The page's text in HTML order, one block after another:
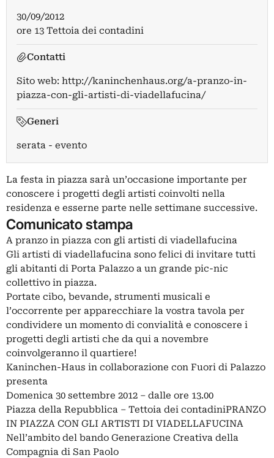
30/09/2012
ore 13 Tettoia dei contadini
Contatti
Sito web: http://kaninchenhaus.org/a-pranzo-in-
piazza-con-gli-artisti-di-viadellafucina/
Generi
serata - evento
La festa in piazza sarà un’occasione importante per
conoscere i progetti degli artisti coinvolti nella
residenza e esserne parte nelle settimane successive.
Comunicato stampa
A pranzo in piazza con gli artisti di viadellafucina
Gli artisti di viadellafucina sono felici di invitare tutti
gli abitanti di Porta Palazzo a un grande pic-nic
collettivo in piazza.
Portate cibo, bevande, strumenti musicali e
l’occorrente per apparecchiare la vostra tavola per
condividere un momento di convialità e conoscere i
progetti degli artisti che da qui a novembre
coinvolgeranno il quartiere!
Kaninchen-Haus in collaborazione con Fuori di Palazzo
presenta
Domenica 30 settembre 2012 – dalle ore 13.00
Piazza della Repubblica – Tettoia dei contadiniPRANZO
IN PIAZZA CON GLI ARTISTI DI VIADELLAFUCINA
Nell’ambito del bando Generazione Creativa della
Compagnia di San Paolo